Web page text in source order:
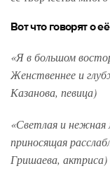
Вот что говорят о
«Я в большом
Женственнее и
Казанова, певица)
«Светлая и нежная
приносящая
Гришаева, актриса)